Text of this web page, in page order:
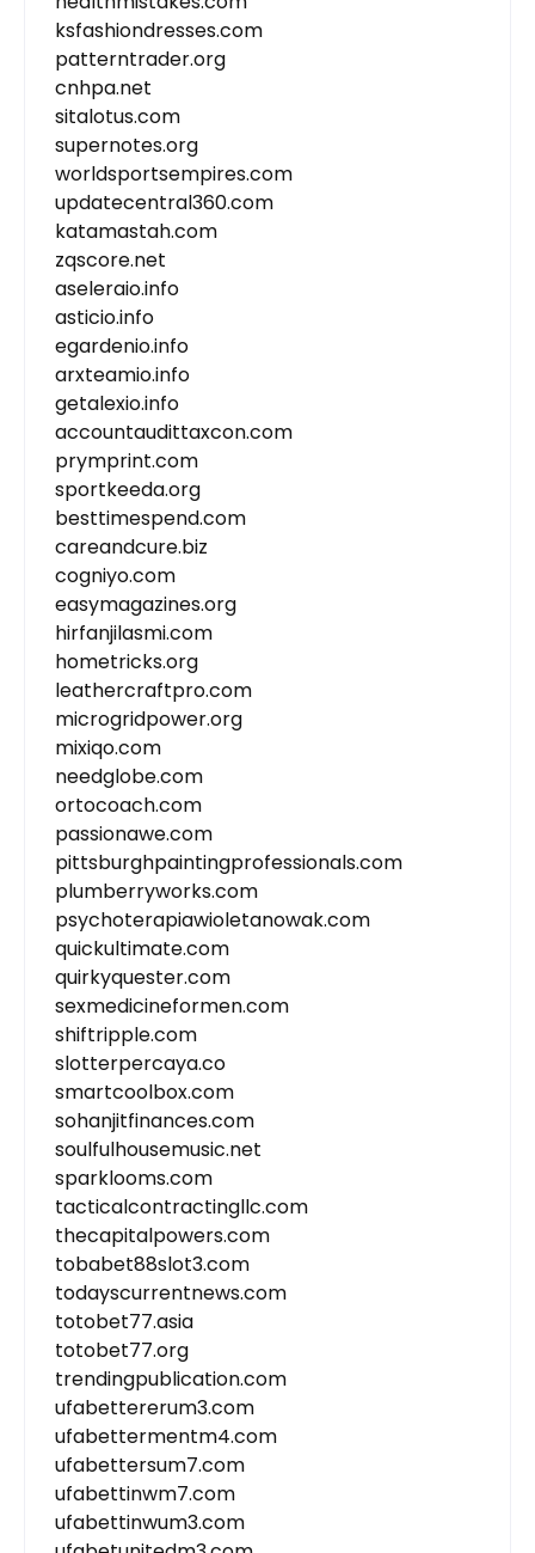
ksfashiondresses.com
patterntrader.org
cnhpa.net
sitalotus.com
supernotes.org
worldsportsempires.com
updatecentral360.com
katamastah.com
zqscore.net
aseleraio.info
asticio.info
egardenio.info
arxteamio.info
getalexio.info
accountaudittaxcon.com
prymprint.com
sportkeeda.org
besttimespend.com
careandcure.biz
cogniyo.com
easymagazines.org
hirfanjilasmi.com
hometricks.org
leathercraftpro.com
microgridpower.org
mixiqo.com
needglobe.com
ortocoach.com
passionawe.com
pittsburghpaintingprofessionals.com
plumberryworks.com
psychoterapiawioletanowak.com
quickultimate.com
quirkyquester.com
sexmedicineformen.com
shiftripple.com
slotterpercaya.co
smartcoolbox.com
sohanjitfinances.com
soulfulhousemusic.net
sparklooms.com
tacticalcontractingllc.com
thecapitalpowers.com
tobabet88slot3.com
todayscurrentnews.com
totobet77.asia
totobet77.org
trendingpublication.com
ufabettererum3.com
ufabettermentm4.com
ufabettersum7.com
ufabettinwm7.com
ufabettinwum3.com